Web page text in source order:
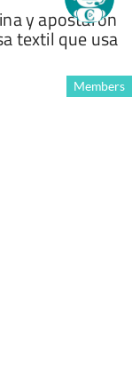
y apostaron
textil que usa
Members